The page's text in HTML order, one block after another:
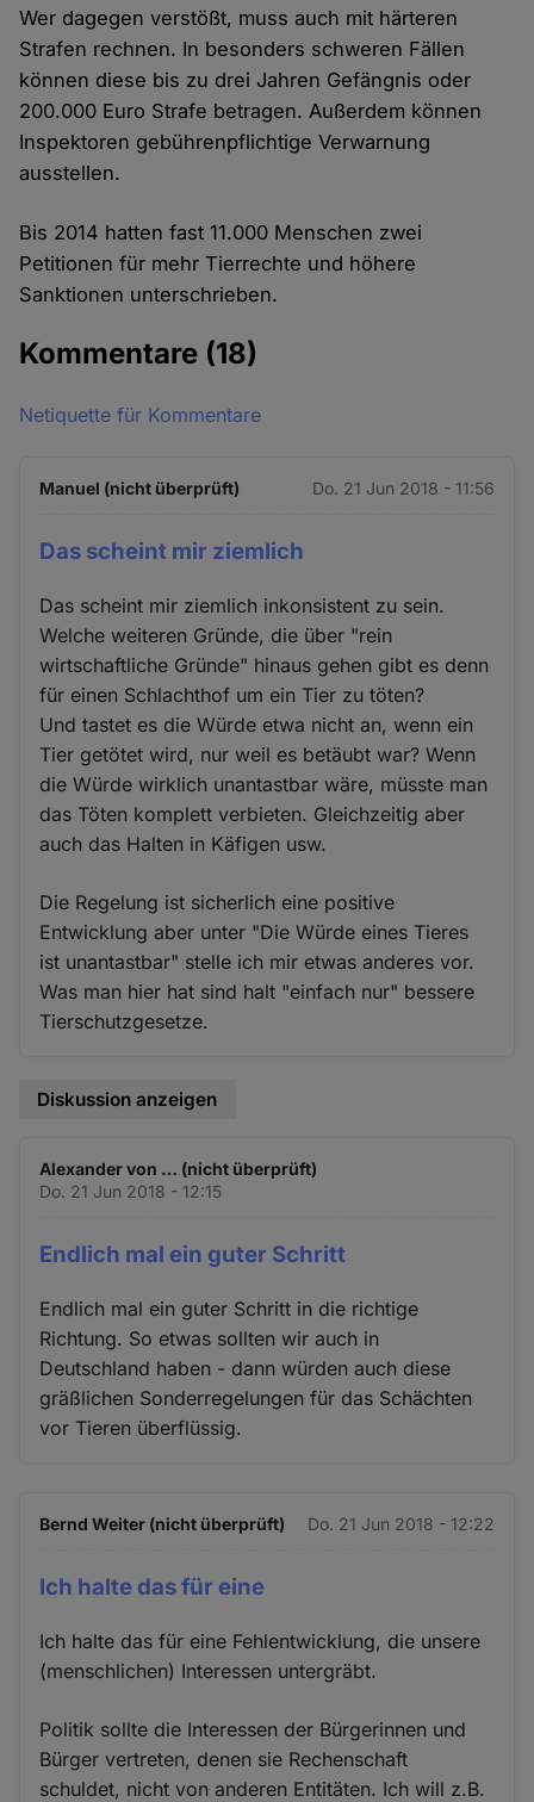
Wer dagegen verstößt, muss auch mit härteren
Strafen rechnen. In besonders schweren Fällen
können diese bis zu drei Jahren Gefängnis oder
200.000 Euro Strafe betragen. Außerdem können
Inspektoren gebührenpflichtige Verwarnung
ausstellen.
Bis 2014 hatten fast 11.000 Menschen zwei
Petitionen für mehr Tierrechte und höhere
Sanktionen unterschrieben.
Kommentare (18)
Netiquette für Kommentare
Manuel (nicht überprüft) Do. 21 Jun 2018 - 11:56
Das scheint mir ziemlich
Das scheint mir ziemlich inkonsistent zu sein.
Welche weiteren Gründe, die über "rein
wirtschaftliche Gründe" hinaus gehen gibt es denn
für einen Schlachthof um ein Tier zu töten?
Und tastet es die Würde etwa nicht an, wenn ein
Tier getötet wird, nur weil es betäubt war? Wenn
die Würde wirklich unantastbar wäre, müsste man
das Töten komplett verbieten. Gleichzeitig aber
auch das Halten in Käfigen usw.
Die Regelung ist sicherlich eine positive
Entwicklung aber unter "Die Würde eines Tieres
ist unantastbar" stelle ich mir etwas anderes vor.
Was man hier hat sind halt "einfach nur" bessere
Tierschutzgesetze.
Diskussion anzeigen
Alexander von … (nicht überprüft)
Do. 21 Jun 2018 - 12:15
Endlich mal ein guter Schritt
Endlich mal ein guter Schritt in die richtige
Richtung. So etwas sollten wir auch in
Deutschland haben - dann würden auch diese
gräßlichen Sonderregelungen für das Schächten
vor Tieren überflüssig.
Bernd Weiter (nicht überprüft) Do. 21 Jun 2018 - 12:22
Ich halte das für eine
Ich halte das für eine Fehlentwicklung, die unsere
(menschlichen) Interessen untergräbt.
Politik sollte die Interessen der Bürgerinnen und
Bürger vertreten, denen sie Rechenschaft
schuldet, nicht von anderen Entitäten. Ich will z.B.